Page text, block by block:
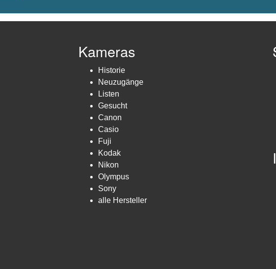
Kameras
Historie
Neuzugänge
Listen
Gesucht
Canon
Casio
Fuji
Kodak
Nikon
Olympus
Sony
alle Hersteller